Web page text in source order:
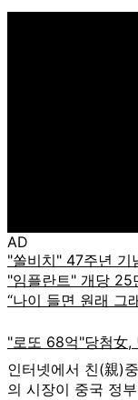
AD
인터넷에서 친(親)
의 시장이 중국 정